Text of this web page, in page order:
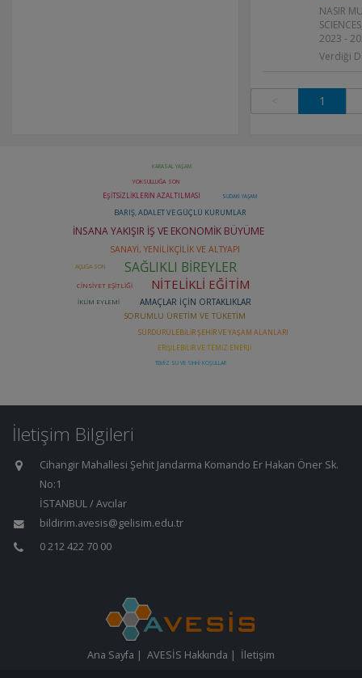
NASIR
2023 -
Verdiği
1
İletişim Bilgileri
Cihangir Mahallesi Şehit Jandarma Komando Er Hakan Öner Sk.
No:1
İSTANBUL / Avcılar
bildirim.avesis@gelisim.edu.tr
0 212 422 70 00
Ana Sayfa | AVESİS Hakkında | İletişim